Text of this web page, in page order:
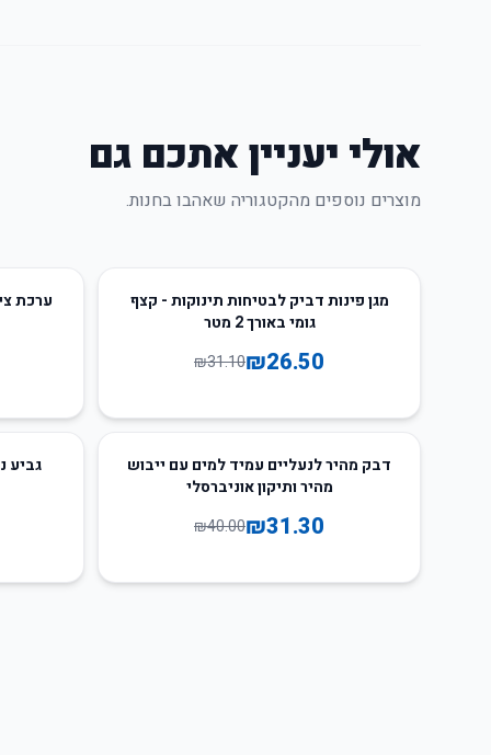
אולי יעניין אתכם גם
מוצרים נוספים מהקטגוריה שאהבו בחנות.
15
מגן פינות דביק לבטיחות תינוקות - קצף
גומי באורך 2 מטר
₪26.50
₪31.10
65
ערכת
22
דבק מהיר לנעליים עמיד למים עם ייבוש
מהיר ותיקון אוניברסלי
₪31.30
₪40.00
גביע